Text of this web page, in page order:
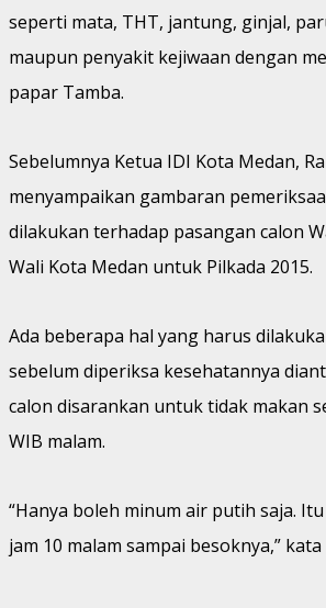
seperti mata, THT, jantung, ginjal,
maupun penyakit kejiwaan dengan
papar Tamba.
Sebelumnya Ketua IDI Kota Medan,
menyampaikan gambaran
dilakukan terhadap pasangan calon
Wali Kota Medan untuk Pilkada 2015.
Ada beberapa hal yang harus
sebelum diperiksa kesehatannya
calon disarankan untuk tidak makan
WIB malam.
“Hanya boleh minum air putih saja.
jam 10 malam sampai besoknya,” kata